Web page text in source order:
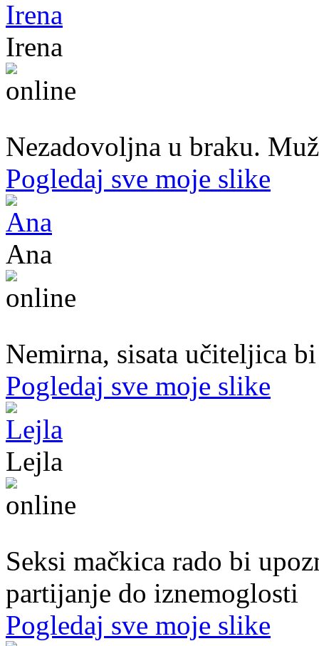
Irena
Nezadovoljna u braku.
Pogledaj sve moje slike
Ana
Nemirna, sisata učiteljica
Pogledaj sve moje slike
Lejla
Seksi mačkica rado bi
partijanje do iznemoglosti
Pogledaj sve moje slike